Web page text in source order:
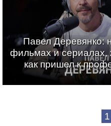
Павел Деревянко:
фильмах и сериалах,
как пришел к
1